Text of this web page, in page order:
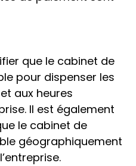
que le cabinet de
pour dispenser les
aux heures
Il est également
le cabinet de
géographiquement